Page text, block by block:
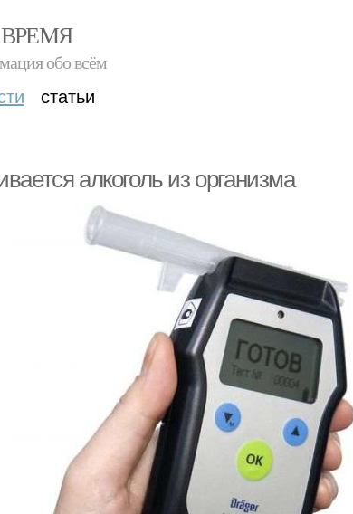
обо всём
статьи
алкоголь из организма